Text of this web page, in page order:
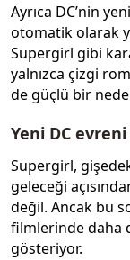
Ayrıca DC’nin
otomatik olarak
Supergirl gibi
yalnızca çizgi
de güçlü bir
Yeni DC
Supergirl,
geleceği
değil. Ancak bu
filmlerinde daha
gösteriyor.